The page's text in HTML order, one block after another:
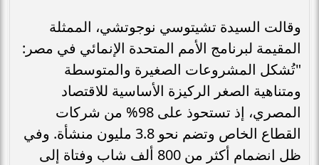
وقالت السيدة تشيتوسي نوجوتشي، الممثلة
المقيمة لبرنامج الأمم المتحدة الإنمائي في مصر:
"تُشكل المشروعات الصغيرة والمتوسطة
ومتناهية الصغر الركيزة الأساسية للاقتصاد
المصري، إذ تستحوذ على 98% من شركات
القطاع الخاص وتضم نحو 3.8 مليون منشأة. وفي
ظل انضمام أكثر من 800 ألف شاب وفتاة إلى